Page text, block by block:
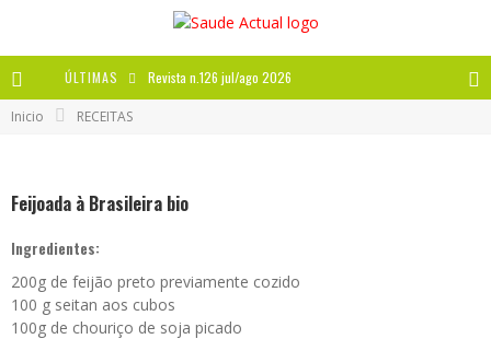
ÚLTIMAS Revista n.126 jul/ago 2026
A IMPORTÂNCIA DOS ANTIOXIDANTES
Inicio RECEITAS
Feijoada à Brasileira bio
Ingredientes:
200g de feijão preto previamente cozido
100 g seitan aos cubos
100g de chouriço de soja picado